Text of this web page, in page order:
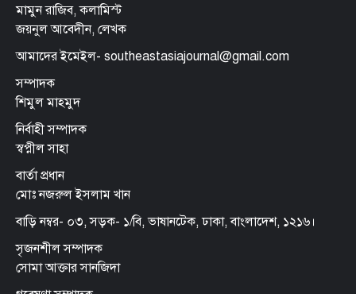
মামুন রাজিব, কলামিস্ট
জয়নুল আবেদীন, লেখক
আমাদের ইমেইল- southeastasiajournal@gmail.com
সম্পাদক
শিমুল মাহমুদ
নির্বাহী সম্পাদক
স্বপ্নীল সাহা
বার্তা প্রধান
মোঃ নজরুল ইসলাম খান
বাড়ি নম্বর- ০৩, সড়ক- ১/বি, ভাষানটেক, ঢাকা, বাংলাদেশ, ১২১৬।
সৃজনশীল সম্পাদক
সোমা আক্তার সানজিদা